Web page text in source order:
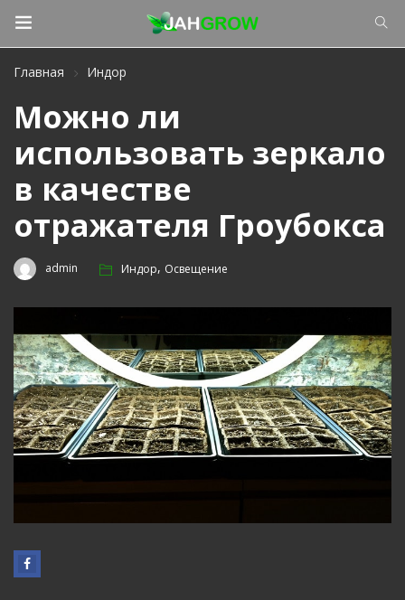
Главная Индор
Можно ли
использовать зеркало
в качестве
отражателя Гроубокса
admin Индор, Освещение